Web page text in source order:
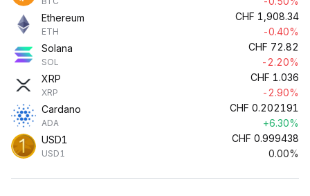
Ethereum
ETH
CHF 1,908.34
-0.40%
Solana
SOL
CHF 72.82
-2.20%
XRP
XRP
CHF 1.036
-2.90%
Cardano
ADA
CHF 0.202191
+6.30%
USD1
USD1
CHF 0.999438
0.00%